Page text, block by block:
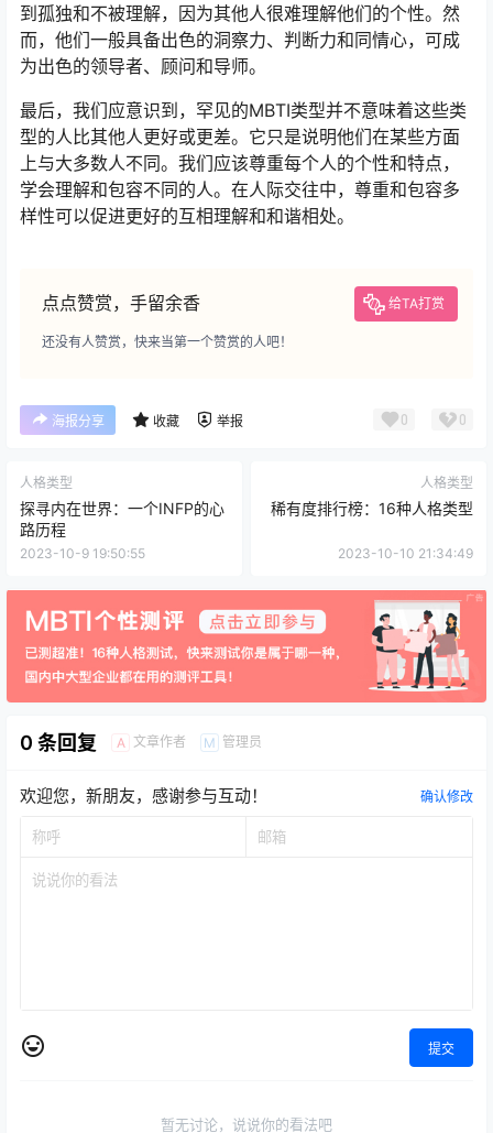
到孤独和不被理解，因为其他人很难理解他们的个性。然
而，他们一般具备出色的洞察力、判断力和同情心，可成
为出色的领导者、顾问和导师。
最后，我们应意识到，罕见的MBTI类型并不意味着这些类
型的人比其他人更好或更差。它只是说明他们在某些方面
上与大多数人不同。我们应该尊重每个人的个性和特点，
学会理解和包容不同的人。在人际交往中，尊重和包容多
样性可以促进更好的互相理解和和谐相处。
点点赞赏，手留余香 给TA打赏
还没有人赞赏，快来当第一个赞赏的人吧！
海报分享 收藏 举报 0 0
人格类型
探寻内在世界：一个INFP的心
路历程
2023-10-9 19:50:55
人格类型
稀有度排行榜：16种人格类型
2023-10-10 21:34:49
0 条回复 A 文章作者 M 管理员
欢迎您，新朋友，感谢参与互动！ 确认修改
提交
暂无讨论，说说你的看法吧